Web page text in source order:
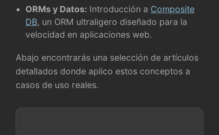
ORMs y Datos: Introducción a Composite
DB, un ORM ultraligero diseñado para la
velocidad en aplicaciones web.
Abajo encontrarás una selección de artículos
detallados donde aplico estos conceptos a
casos de uso reales.